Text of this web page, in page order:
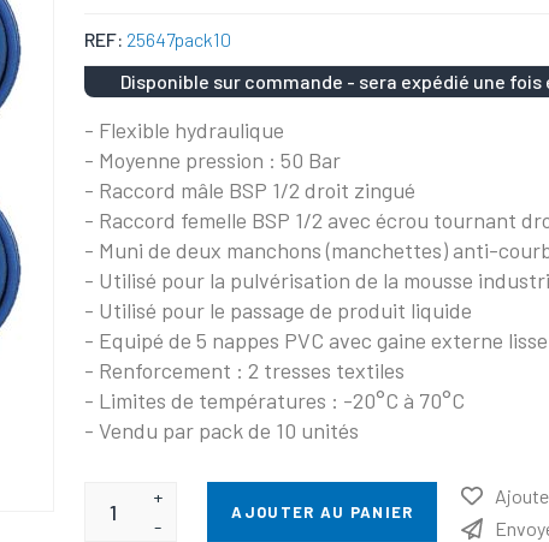
REF: 25647pack10
Disponible sur commande - sera expédié une
- Flexible hydraulique
- Moyenne pression : 50 Bar
- Raccord mâle BSP 1/2 droit zingué
- Raccord femelle BSP 1/2 avec écrou tournant
- Muni de deux manchons (manchettes) anti-
- Utilisé pour la pulvérisation de la mousse
- Utilisé pour le passage de produit liquide
- Equipé de 5 nappes PVC avec gaine externe lisse
- Renforcement : 2 tresses textiles
- Limites de températures : -20°C à 70°C
- Vendu par pack de 10 unités
+
-
AJOUTER AU PANIER